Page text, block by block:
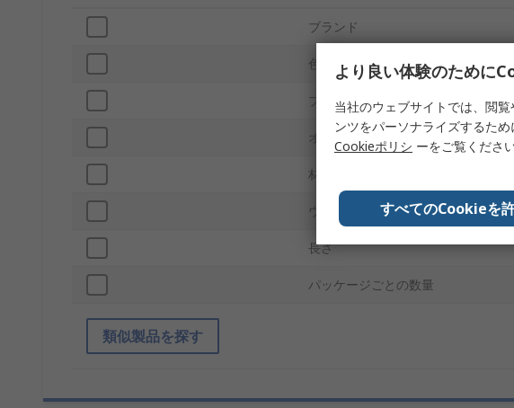
ブランド
色
プロダクトタイプ
オス/メス
材質
ウエストサイズ
長さ
パッケージごとの数量
類似製品を探す
より良い体験のために
当社のウェブサイトでは、閲
ンツをパーソナライズするた
Cookieポリシ ーをご覧ください
すべてのCookieを